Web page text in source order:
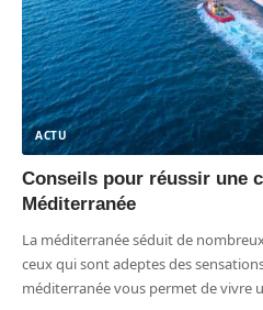
ACTU
Conseils pour réussir une
Méditerranée
La méditerranée séduit de
ceux qui sont adeptes des
méditerranée vous permet de vivre